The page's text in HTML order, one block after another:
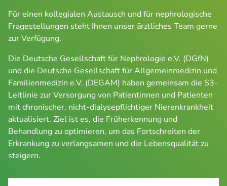
Für einen kollegialen Austausch und für nephrologische
Fragestellungen steht Ihnen unser ärztliches Team gerne
zur Verfügung.
Die Deutsche Gesellschaft für Nephrologie e.V. (DGfN)
und die Deutsche Gesellschaft für Allgemeinmedizin und
Familienmedizin e.V. (DEGAM) haben gemeinsam die S3-
Leitlinie zur Versorgung von Patientinnen und Patienten
mit chronischer, nicht-dialysepflichtiger Nierenkrankheit
aktualisiert. Ziel ist es, die Früherkennung und
Behandlung zu optimieren, um das Fortschreiten der
Erkrankung zu verlangsamen und die Lebensqualität zu
steigern.